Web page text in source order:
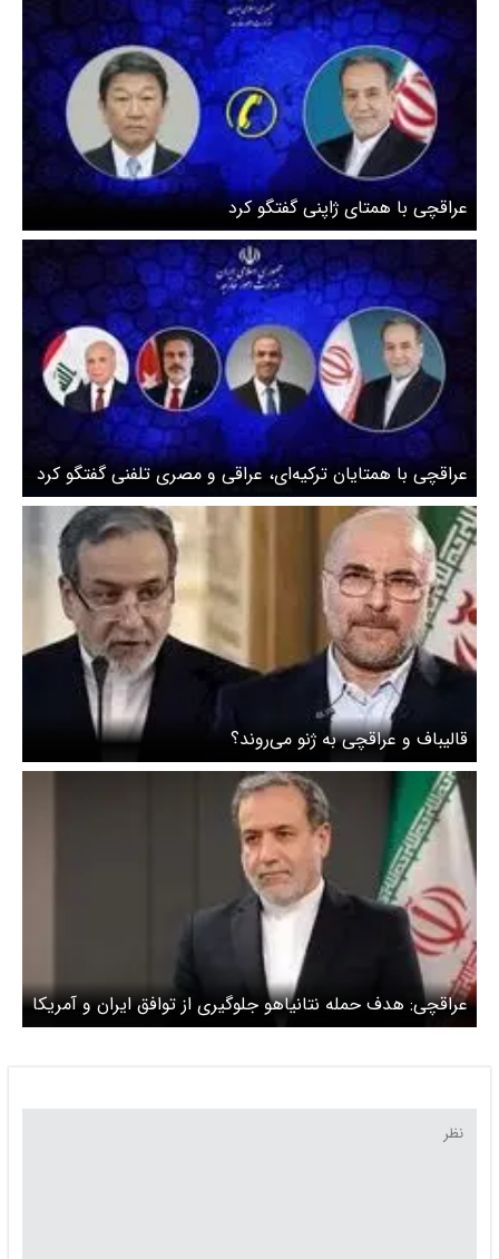
عراقچی با همتای ژاپنی گفتگو کرد
عراقچی با همتایان ترکیه‌ای، عراقی و مصری تلفنی گفتگو کرد
قالیباف و عراقچی به ژنو می‌روند؟
عراقچی: هدف حمله نتانیاهو جلوگیری از توافق ایران و آمریکا
بود